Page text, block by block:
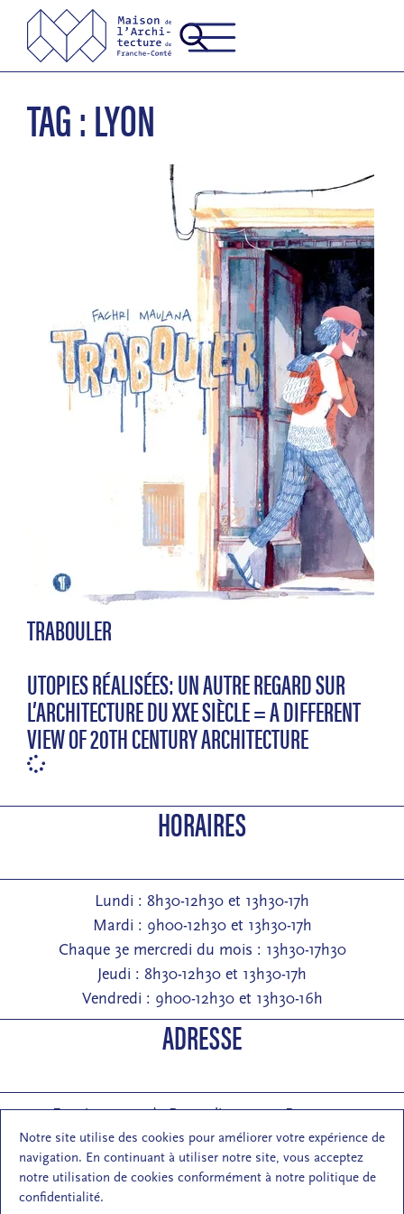
Notre site utilise des cookies pour améliorer votre expérience de
navigation. En continuant à utiliser notre site, vous acceptez
notre utilisation de cookies conformément à notre politique de
confidentialité.
TAG : LYON
TRABOULER
UTOPIES RÉALISÉES: UN AUTRE REGARD SUR
L’ARCHITECTURE DU XXE SIÈCLE = A DIFFERENT
VIEW OF 20TH CENTURY ARCHITECTURE
HORAIRES
Lundi : 8h30-12h30 et 13h30-17h
Mardi : 9h00-12h30 et 13h30-17h
Chaque 3e mercredi du mois : 13h30-17h30
Jeudi : 8h30-12h30 et 13h30-17h
Vendredi : 9h00-12h30 et 13h30-16h
ADRESSE
Entrée : 2 rue de Pontarlier 25000 Besançon
Courrier : 1 rue des Martelots 25000 Besançon
E-mail : contact (at) maisondelarchi-fc.fr